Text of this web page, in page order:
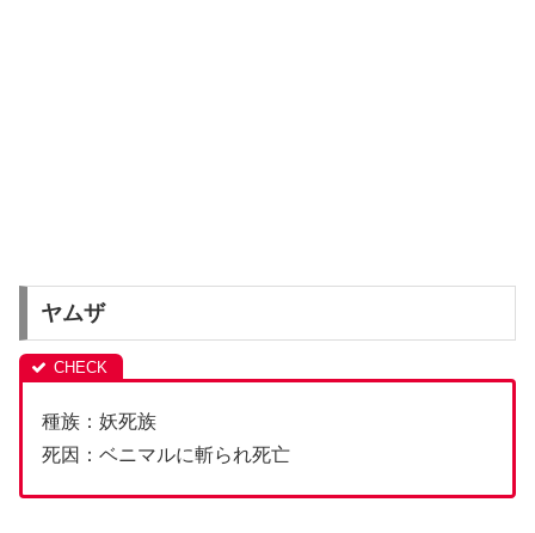
ヤムザ
種族：妖死族
死因：ベニマルに斬られ死亡